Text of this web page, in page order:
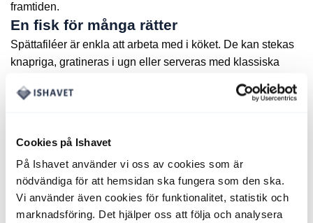
Cookies på Ishavet
På Ishavet använder vi oss av cookies som är
nödvändiga för att hemsidan ska fungera som den ska.
Vi använder även cookies för funktionalitet, statistik och
marknadsföring. Det hjälper oss att följa och analysera
framtiden.
En fisk för många rätter
Spättafiléer är enkla att arbeta med i köket. De kan stekas
knapriga, gratineras i ugn eller serveras med klassiska
säkert kort för både vardagsmat och festliga middagar.
Våra kunder återkommer gång på gång till
stillahavsspättan tack vare dess jämna kvalitet och
pålitlighet. Den är lika uppskattad i svenska hem som i
professionella kök världen över.
Smidigt hem till dörren